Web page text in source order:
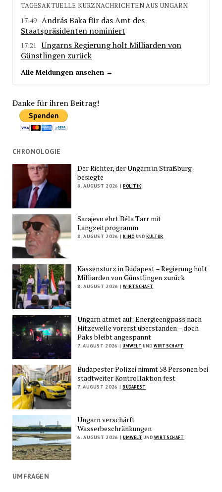
TAGESAKTUELLE KURZNACHRICHTEN AUS UNGARN
17:49 András Baka für das Amt des
Staatspräsidenten nominiert
17:21
Ungarns Regierung holt Milliarden von
Günstlingen zurück
Alle Meldungen ansehen →
Danke für ihren Beitrag!
CHRONOLOGIE
Der Richter, der Ungarn in Straßburg
besiegte
8. AUGUST 2026 | POLITIK
Sarajevo ehrt Béla Tarr mit
Langzeitprogramm
8. AUGUST 2026 | KINO UND KULTUR
Kassensturz in Budapest – Regierung holt
Milliarden von Günstlingen zurück
8. AUGUST 2026 | WIRTSCHAFT
Ungarn atmet auf: Energieengpass nach
Hitzewelle vorerst überstanden – doch
Paks bleibt angespannt
7. AUGUST 2026 | UMWELT UND WIRTSCHAFT
Budapester Polizei nimmt 58 Personen bei
stadtweiter Kontrollaktion fest
7. AUGUST 2026 | BUDAPEST
Ungarn verschärft
Wasserbeschränkungen
6. AUGUST 2026 | UMWELT UND WIRTSCHAFT
UMFRAGEN